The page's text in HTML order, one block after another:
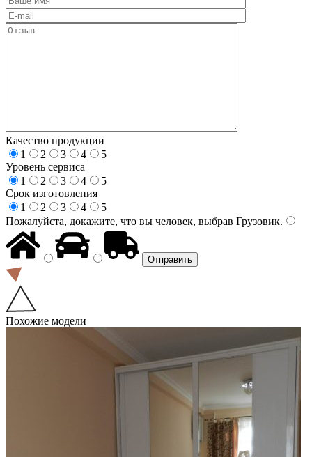
Качество продукции
1
2 3 4
5
Уровень сервиса
1
2 3 4
5
Срок изготовления
1
2 3 4
5
Пожалуйста, докажите, что вы человек, выбрав Грузовик.
Похожие модели